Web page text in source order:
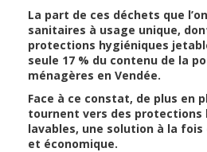
La part de ces déchets que
sanitaires à usage unique,
protections hygiéniques
seule 17 % du contenu de la
ménagères en Vendée.
Face à ce constat, de plus en
tournent vers des protections
lavables, une solution à la
et économique.